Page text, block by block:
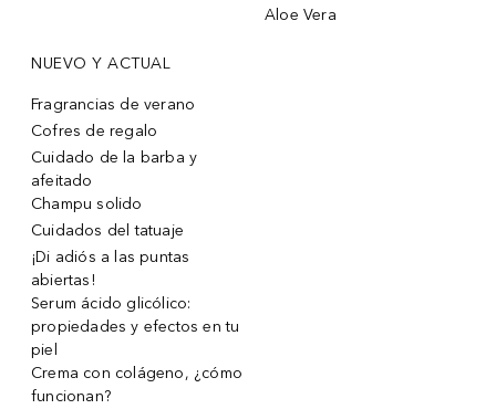
Aloe Vera
NUEVO Y ACTUAL
Fragrancias de verano
Cofres de regalo
Cuidado de la barba y
afeitado
Champu solido
Cuidados del tatuaje
¡Di adiós a las puntas
abiertas!
Serum ácido glicólico:
propiedades y efectos en tu
piel
Crema con colágeno, ¿cómo
funcionan?